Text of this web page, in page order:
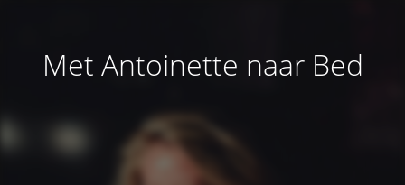
Met Antoinette naar Bed